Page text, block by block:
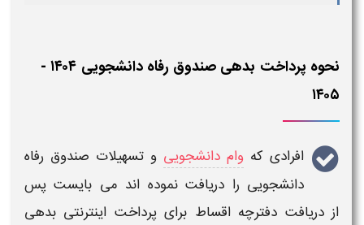
نحوه پرداخت بدهی صندوق رفاه دانشجویی ۱۴۰۴ -
۱۴۰۵
افرادی که وام دانشجویی و تسهیلات صندوق رفاه
دانشجویی را دریافت نموده اند می بایست پس
ازدریافت دفترچه اقساط برایپرداخت اینترنتی بدهی